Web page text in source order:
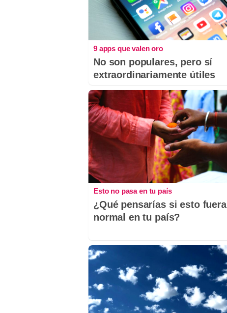
9 apps que valen oro
No son populares, pero sí
extraordinariamente útiles
Esto no pasa en tu país
¿Qué pensarías si esto fuera
normal en tu país?